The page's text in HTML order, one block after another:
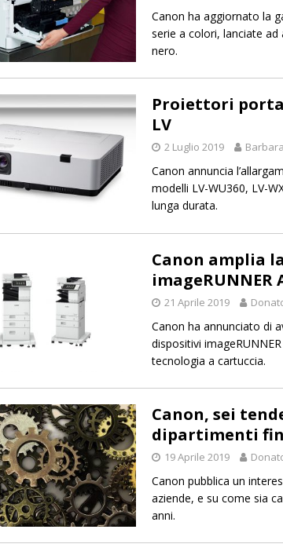
Canon ha aggiornato la
serie a colori, lanciate
nero.
Proiettori
LV
2 Luglio 2019
Canon annuncia
modelli LV-WU360, LV-
lunga durata.
Canon amplia
imageRUNNER
21 Aprile 2019
Canon ha annunciato di
dispositivi
tecnologia a cartuccia.
Canon, sei
dipartimenti
19 Aprile 2019
Canon pubblica un
aziende, e su come sia
anni.